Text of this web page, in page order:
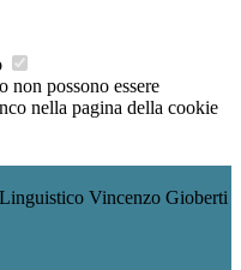
non possono essere
nella pagina della cookie
Vincenzo Gioberti